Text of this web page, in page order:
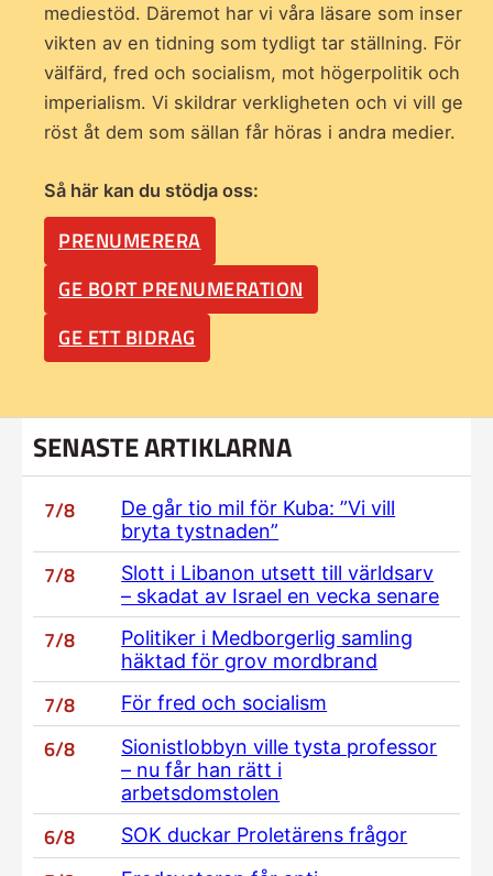
mediestöd. Däremot har vi våra läsare som inser
vikten av en tidning som tydligt tar ställning. För
välfärd, fred och socialism, mot högerpolitik och
imperialism. Vi skildrar verkligheten och vi vill ge
röst åt dem som sällan får höras i andra medier.
Så här kan du stödja oss:
PRENUMERERA
GE BORT PRENUMERATION
GE ETT BIDRAG
SENASTE ARTIKLARNA
7/8
De går tio mil för Kuba: ”Vi vill
bryta tystnaden”
7/8
Slott i Libanon utsett till världsarv
– skadat av Israel en vecka senare
7/8
Politiker i Medborgerlig samling
häktad för grov mordbrand
7/8 För fred och socialism
6/8
Sionistlobbyn ville tysta professor
– nu får han rätt i
arbetsdomstolen
6/8 SOK duckar Proletärens frågor